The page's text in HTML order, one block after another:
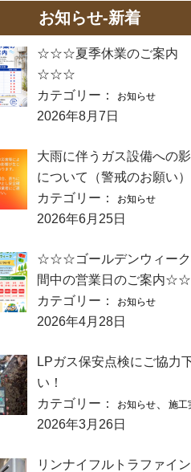
お知らせ-新着
☆☆☆夏季休業のご案内
☆☆☆
カテゴリー：
お知らせ
2026年8月7日
大雨に伴うガス設備への
について（警戒のお願い）
カテゴリー：
お知らせ
2026年6月25日
☆☆☆ゴールデンウィーク
間中の営業日のご案内
カテゴリー：
お知らせ
2026年4月28日
LPガス保安点検にご協力
い！
カテゴリー：
お知らせ 施工
2026年3月26日
リンナイフルトラファイ